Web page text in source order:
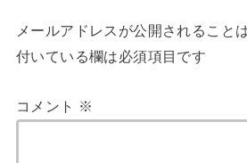
メールアドレスが公開されること
付いている欄は必須項目です
コメント ※